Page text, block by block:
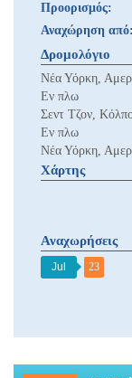
Προορισμός:
Αναχώρηση από:
Δρομολόγιο
Νέα Υόρκη,
Εν πλω
Σεντ Τζον,
Εν πλω
Νέα Υόρκη,
Χάρτης
Αναχωρήσεις
Jul 23